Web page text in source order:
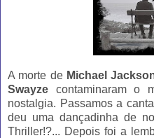
A morte de Michael
Swayze contaminaram o
nostalgia. Passamos a
deu uma dançadinha de
Thriller!?... Depois foi a